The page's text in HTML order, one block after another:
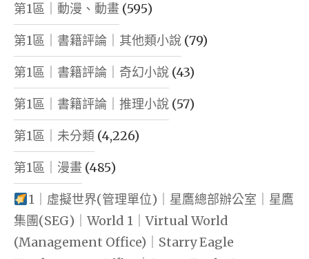
第1區｜動漫、動畫 (595)
第1區｜書籍評論｜其他類小說 (79)
第1區｜書籍評論｜奇幻小說 (43)
第1區｜書籍評論｜推理小說 (57)
第1區｜未分類 (4,226)
第1區｜漫畫 (485)
1｜虛擬世界(管理單位)｜星鷹總部辦公室｜星鷹
集團(SEG)｜World 1｜Virtual World
(Management Office)｜Starry Eagle